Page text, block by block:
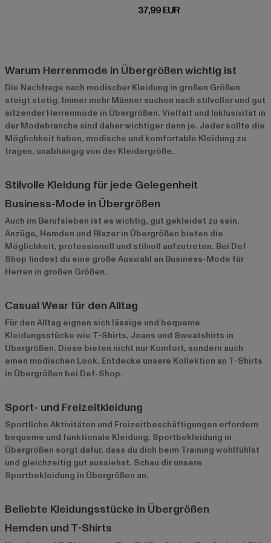
37,99 EUR
Derzeitiger Preis: 37,99 EUR
Warum Herrenmode in Übergrößen wichtig ist
Die Nachfrage nach modischer Kleidung in großen Größen
steigt stetig. Immer mehr Männer suchen nach stilvoller und gut
sitzender Herrenmode in Übergrößen. Vielfalt und Inklusivität in
der Modebranche sind daher wichtiger denn je. Jeder sollte die
Möglichkeit haben, modische und komfortable Kleidung zu
tragen, unabhängig von der Kleidergröße.
Stilvolle Kleidung für jede Gelegenheit
Business-Mode in Übergrößen
Auch im Berufsleben ist es wichtig, gut gekleidet zu sein.
Anzüge, Hemden und Blazer in Übergrößen bieten die
Möglichkeit, professionell und stilvoll aufzutreten. Bei Def-
Shop findest du eine große Auswahl an Business-Mode für
Herren in großen Größen.
Casual Wear für den Alltag
Für den Alltag eignen sich lässige und bequeme
Kleidungsstücke wie T-Shirts, Jeans und Sweatshirts in
Übergrößen. Diese bieten nicht nur Komfort, sondern auch
einen modischen Look. Entdecke unsere Kollektion an T-Shirts
in Übergrößen bei Def-Shop.
Sport- und Freizeitkleidung
Sportliche Aktivitäten und Freizeitbeschäftigungen erfordern
bequeme und funktionale Kleidung. Sportbekleidung in
Übergrößen sorgt dafür, dass du dich beim Training wohlfühlst
und gleichzeitig gut aussiehst. Schau dir unsere
Sportbekleidung in Übergrößen an.
Beliebte Kleidungsstücke in Übergrößen
Hemden und T-Shirts